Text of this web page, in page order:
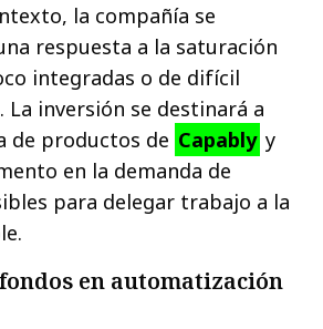
la compañía se
respuesta a la saturación
integradas o de difícil
inversión se destinará a
de productos de Capably y
en la demanda de
para delegar trabajo a la
en automatización